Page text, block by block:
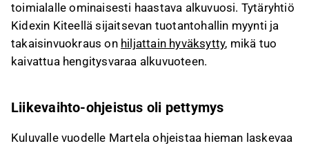
toimialalle ominaisesti haastava alkuvuosi. Tytäryhtiö
Kidexin Kiteellä sijaitsevan tuotantohallin myynti ja
takaisinvuokraus on hiljattain hyväksytty, mikä tuo
kaivattua hengitysvaraa alkuvuoteen.
Liikevaihto-ohjeistus oli pettymys
Kuluvalle vuodelle Martela ohjeistaa hieman laskevaa